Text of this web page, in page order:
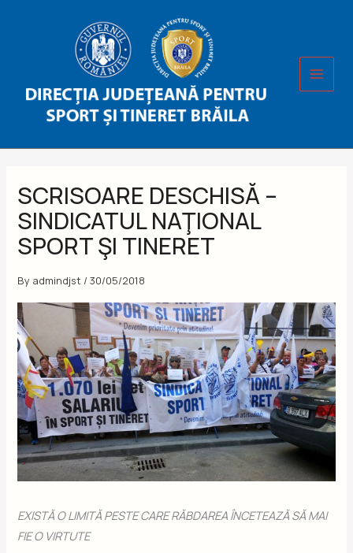
SCRISOARE DESCHISĂ –
SINDICATUL NAŢIONAL
SPORT ŞI TINERET
By admindjst /30/05/2018
EXISTĂ O LIMITĂ PESTE CARE RĂBDAREA ÎNCETEAZĂ SĂ MAI
FIE O VIRTUTE